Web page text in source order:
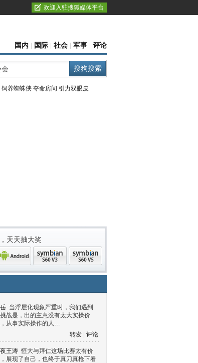
欢迎入驻搜狐媒体平台
国内 国际 社会 军事 评论
饲养蜘蛛侠 夺命房间 引力双眼皮
天天抽大奖
当浮层化现象严重时，我们遇到
战是，出的主意没有太大实操价
从事实际操作的人…
转发
评论
王涛 恒大与拜仁这场比赛太有价
展现了自己，也终于真刀真枪下看